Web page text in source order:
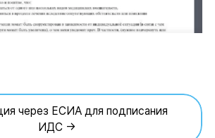
через ЕСИА для подписания
ИДС →